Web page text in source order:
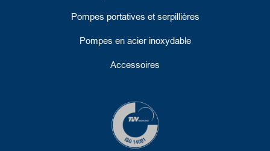
Pompes portatives et serpillières
Pompes en acier inoxydable
Accessoires